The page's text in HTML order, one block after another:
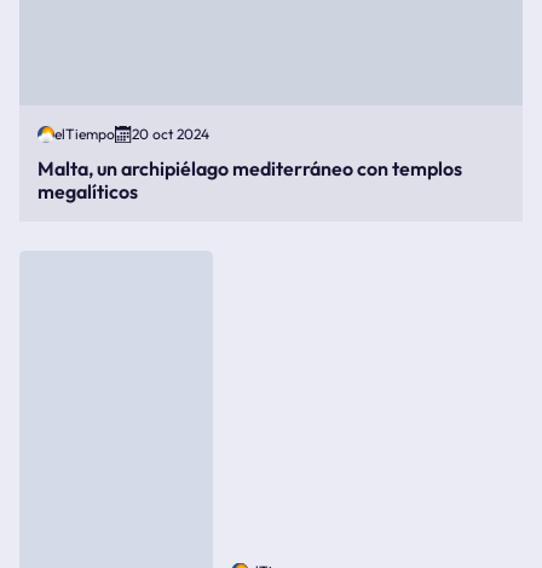
elTiempo 20 oct 2024
Malta, un archipiélago mediterráneo con templos
megalíticos